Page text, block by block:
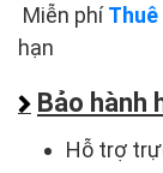
Miễn phí
hạn
Bảo hành
Hỗ trợ